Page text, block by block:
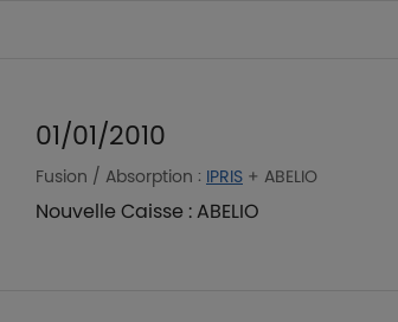
01/01/2010
Fusion / Absorption : IPRIS + ABELIO
Nouvelle Caisse : ABELIO